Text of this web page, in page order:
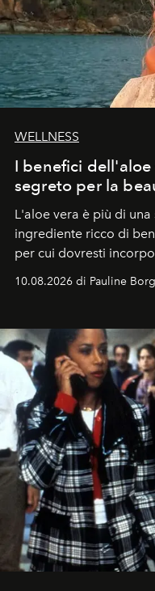
WELLNESS
I benefici
segreto per la
L'aloe vera è più di
ingrediente ricco di
per cui dovresti
10.08.2026 di Pauline